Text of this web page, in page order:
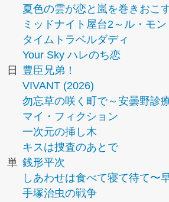
夏色の雲が恋と嵐を巻きおこ
ミッドナイト屋台2～ル・モン
タイムトラベルダディ
Your Sky ハレのち恋
日
豊臣兄弟！
VIVANT (2026)
勿忘草の咲く町で～安曇野診
マイ・フィクション
一次元の挿し木
キスは捜査のあとで
単 銭形平次
しあわせは食べて寝て待て〜
手塚治虫の戦争